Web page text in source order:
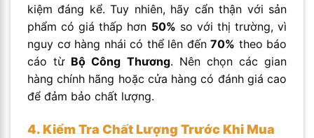
kiệm đáng kể. Tuy nhiên, hãy cẩn thận với sản
phẩm có giá thấp hơn 50% so với thị trường, vì
nguy cơ hàng nhái có thể lên đến 70% theo báo
cáo từ Bộ Công Thương. Nên chọn các gian
hàng chính hãng hoặc cửa hàng có đánh giá cao
để đảm bảo chất lượng.
4. Kiểm Tra Chất Lượng Trước Khi Mua